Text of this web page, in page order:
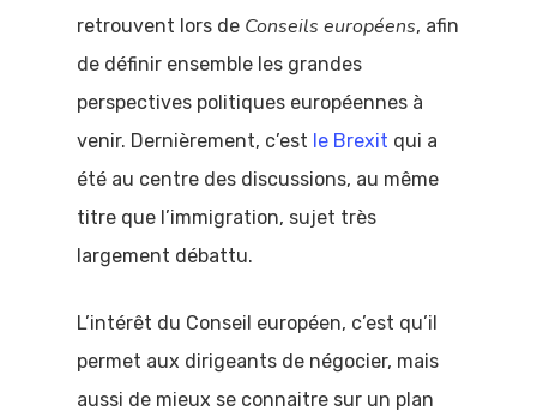
retrouvent lors de Conseils européens, afin
de définir ensemble les grandes
perspectives politiques européennes à
venir. Dernièrement, c’est le Brexit qui a
été au centre des discussions, au même
titre que l’immigration, sujet très
largement débattu.
L’intérêt du Conseil européen, c’est qu’il
permet aux dirigeants de négocier, mais
aussi de mieux se connaitre sur un plan